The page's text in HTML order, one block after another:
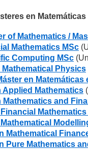
en
of Mathematics /
Mathematics MSc
Computing MSc
Mathematical Physics
en Matemáticas
Applied Mathematics
Mathematics and
Financial
Mathematical
Mathematical
Pure Mathematics